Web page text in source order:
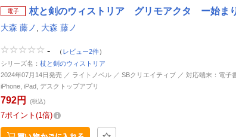
電子 杖と剣のウィストリア グリモアクタ ー始ま
大森 藤ノ 大森 藤ノ
- （ レビュー2件）
シリーズ名： 杖と剣のウィストリア
2024年07月14日発売 ／ ライトノベル ／ SBクリエイティブ ／ 対応端末：電子
iPhone, iPad, デスクトップアプリ
792円 (税込)
7ポイント 1倍